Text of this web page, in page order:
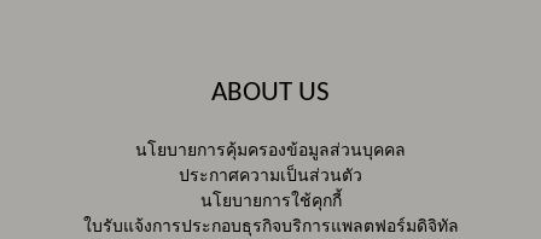
ABOUT US
นโยบายการคุ้มครองข้อมูลส่วนบุคคล
ประกาศความเป็นส่วนตัว
นโยบายการใช้คุกกี้
ใบรับแจ้งการประกอบธุรกิจบริการแพลตฟอร์มดิจิทัล